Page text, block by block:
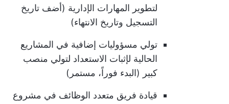
لتطوير المهارات الإدارية (أضف تاريخ
التسجيل وتاريخ الانتهاء)
تولي مسؤوليات إضافية في المشاريع
الحالية لإثبات الاستعداد لتولي منصب
كبير (البدء فوراً، مستمر)
قيادة فريق متعدد الوظائف في مشروع